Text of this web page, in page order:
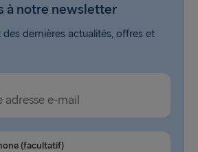
à notre newsletter
dernières actualités, offres et
(facultatif)